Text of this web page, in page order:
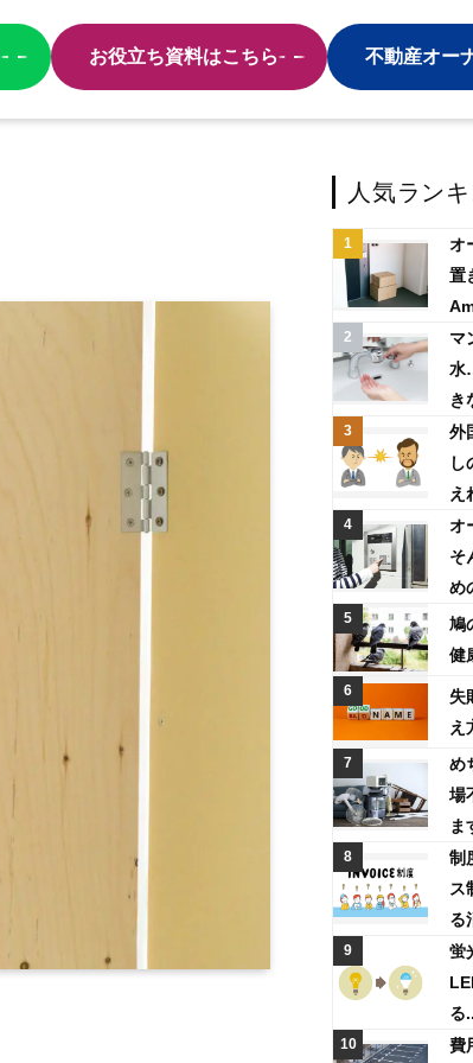
お役立ち資料はこちら 不動産オー
人気ラン
オ
置
マ
水
き
外
し
え
オ
そ
め
鳩
健
失
え
め
場
ま
制
ス
る
蛍
る
費